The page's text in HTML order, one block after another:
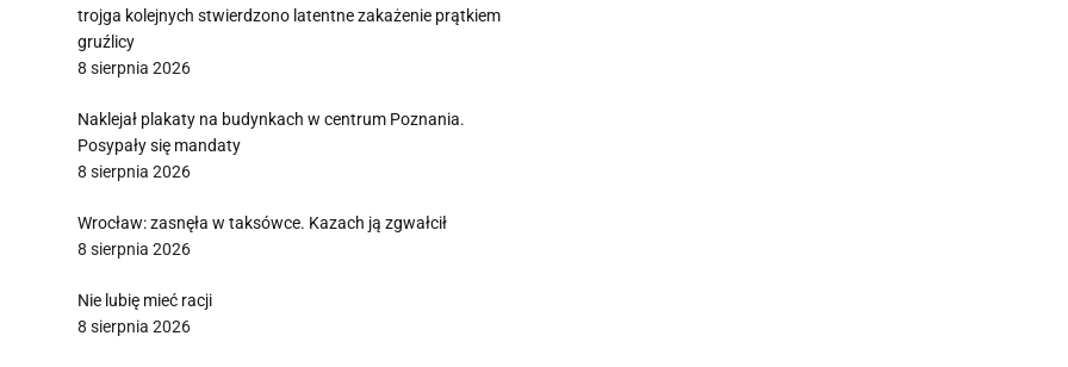
trojga kolejnych stwierdzono latentne zakażenie prątkiem
gruźlicy
8 sierpnia 2026
Naklejał plakaty na budynkach w centrum Poznania.
Posypały się mandaty
8 sierpnia 2026
Wrocław: zasnęła w taksówce. Kazach ją zgwałcił
8 sierpnia 2026
Nie lubię mieć racji
8 sierpnia 2026